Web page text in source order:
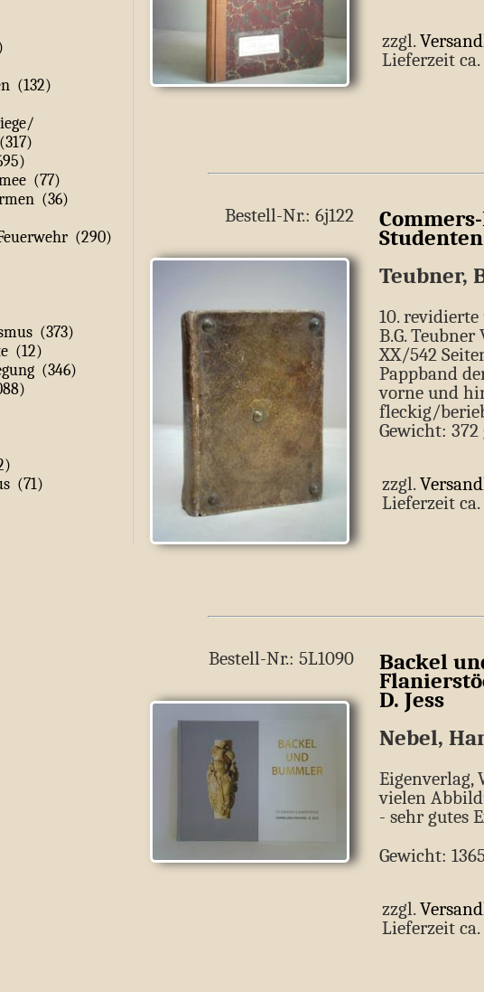
(132)
(77)
(36)
(290)
(373)
(12)
(346)
(71)
zzgl.
Lieferzeit
Bestell-Nr.: 6j122
Studenten
Teubner,
10.
B.G.
XX/542
Pappband
vorne und
fleckig/
Gewicht: 372
zzgl.
Lieferzeit
Bestell-Nr.: 5L1090 Backel
D. Jess
Nebel,
Eigenverlag,
vielen
- sehr gutes
Gewicht:
zzgl.
Lieferzeit